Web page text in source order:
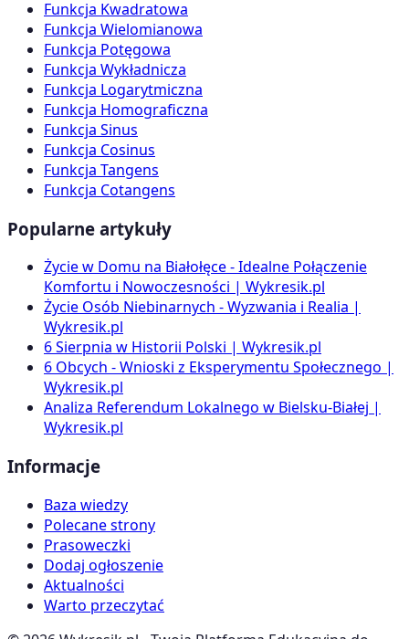
Funkcja Kwadratowa
Funkcja Wielomianowa
Funkcja Potęgowa
Funkcja Wykładnicza
Funkcja Logarytmiczna
Funkcja Homograficzna
Funkcja Sinus
Funkcja Cosinus
Funkcja Tangens
Funkcja Cotangens
Popularne artykuły
Życie w Domu na Białołęce - Idealne Połączenie
Komfortu i Nowoczesności | Wykresik.pl
Życie Osób Niebinarnych - Wyzwania i Realia |
Wykresik.pl
6 Sierpnia w Historii Polski | Wykresik.pl
6 Obcych - Wnioski z Eksperymentu Społecznego |
Wykresik.pl
Analiza Referendum Lokalnego w Bielsku-Białej |
Wykresik.pl
Informacje
Baza wiedzy
Polecane strony
Prasoweczki
Dodaj ogłoszenie
Aktualności
Warto przeczytać